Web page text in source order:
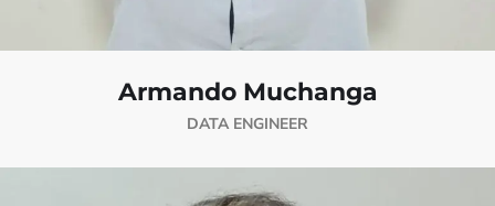
Armando Muchanga
DATA ENGINEER